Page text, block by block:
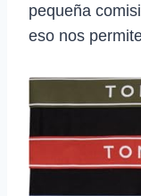
pequeña
eso nos